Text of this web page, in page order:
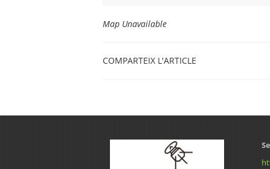
Map Unavailable
COMPARTEIX L'ARTICLE